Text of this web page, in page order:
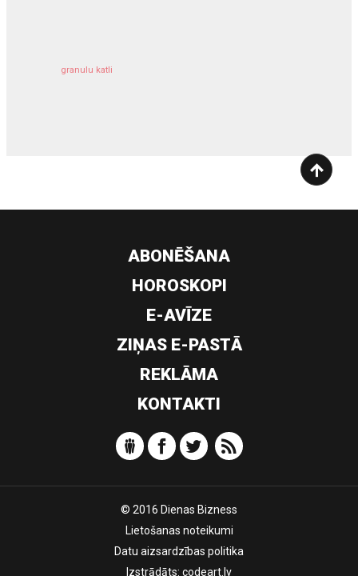
granulu katli
ABONĒŠANA
HOROSKOPI
E-AVĪZE
ZIŅAS E-PASTĀ
REKLĀMA
KONTAKTI
© 2016 Dienas Bizness
Lietošanas noteikumi
Datu aizsardzības politika
Izstrādāts: codeart.lv